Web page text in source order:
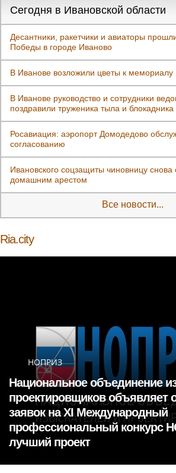
Сегодня в Ивановской области
Десантники, ракетчики и авиаторы
Победы в городе Иваново
В Иванове возложили цветы к
В Иванове руководство и сотрудники
поздравили труженика тыла и
Росавиация: аэропорт Домодедово
согласованию
Ивановского соцзащиты чиновницу снова
домашним арестом
Все новости...
Ria.city
НОПРИЗ
Национальное объединение
проектировщиков объявляет
заявок на XI Международный
профессиональный конкурс
лучший проект